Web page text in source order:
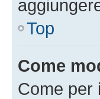
Top
Come
Come per